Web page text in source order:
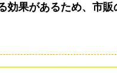
効果があるため、市